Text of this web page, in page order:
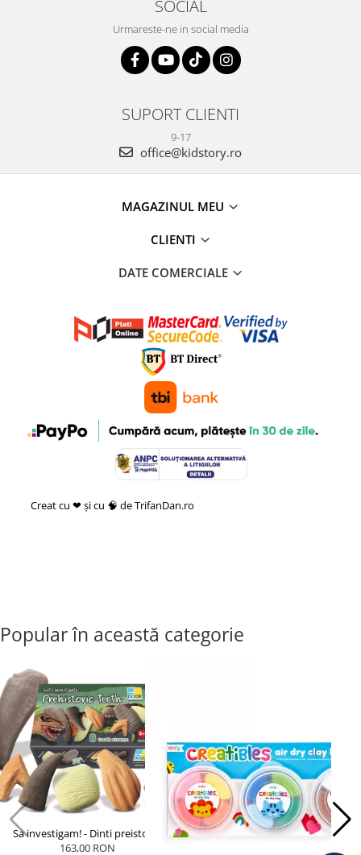
SOCIAL
Urmareste-ne in social media
SUPORT CLIENTI
9-17
office@kidstory.ro
MAGAZINUL MEU
CLIENTI
DATE COMERCIALE
Creat cu ❤ și cu 🧠 de TrifanDan.ro
Popular în această categorie
Sa investigam! - Dinti preistorici
163,00 RON